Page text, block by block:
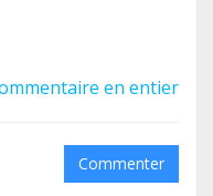
Canino La
nuestra forma de
el refugio como
en entier
Commenter